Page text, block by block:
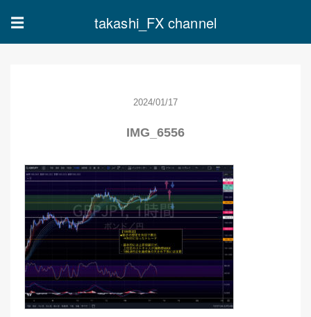
☰ takashi_FX channel
2024/01/17
IMG_6556